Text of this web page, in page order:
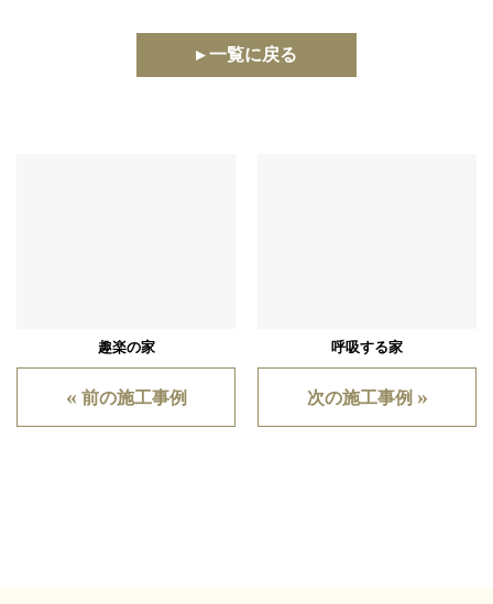
▸ 一覧に戻る
趣楽の家
« 前の施工事例
呼吸する家
次の施工事例 »